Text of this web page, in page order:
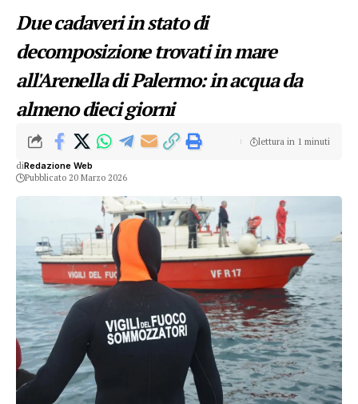
Due cadaveri in stato di
decomposizione trovati in mare
all'Arenella di Palermo: in acqua da
almeno dieci giorni
diRedazione Web
Pubblicato 20 Marzo 2026
lettura in 1 minuti